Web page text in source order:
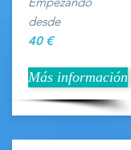
desde
40 €
Más información